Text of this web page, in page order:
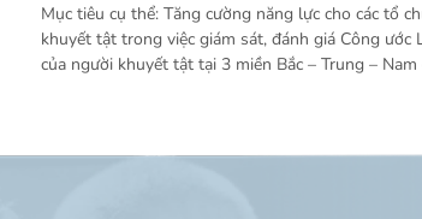
Mục tiêu cụ thể: Tăng cường năng lực cho các tổ
khuyết tật trong việc giám sát, đánh giá Công ước
của người khuyết tật tại 3 miền Bắc – Trung –